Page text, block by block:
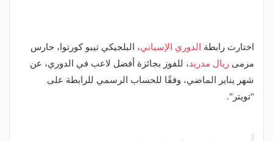
اختارت رابطة الدوري الإسباني، البلجيكي تيبو كورتوا، حارس
مرمى ريال مدريد، للفوز بجائزة أفضل لاعب في الدوري، عن
شهر يناير الماضي، وفقًا للحساب الرسمي للرابطة على
"تويتر".